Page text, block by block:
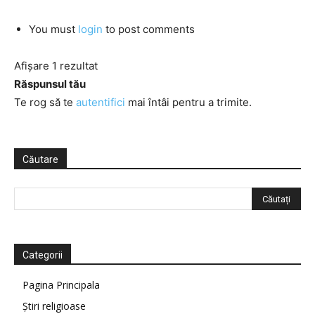
You must login to post comments
Afișare 1 rezultat
Răspunsul tău
Te rog să te autentifici mai întâi pentru a trimite.
Căutare
Categorii
Pagina Principala
Știri religioase